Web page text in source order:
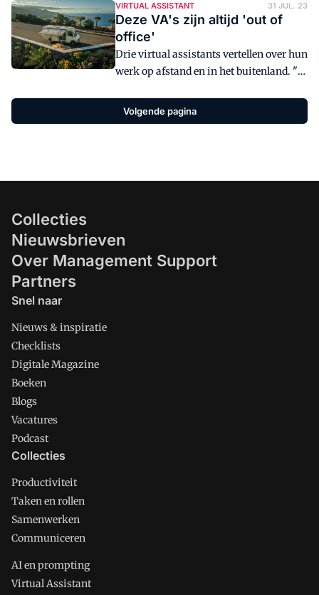
van den Berg, expert in
neurowetenschappen, geeft drie tips.
VIRTUAL ASSISTANT 31 JUL. 23
Deze VA's zijn altijd 'out of
office'
Drie virtual assistants vertellen over hun
werk op afstand en in het buitenland. "Ik
te werken".
Volgende pagina
Collecties
Nieuwsbrieven
Over Management Support
Partners
Snel naar
Nieuws & inspiratie
Checklists
Digitale Magazine
Boeken
Blogs
Vacatures
Podcast
Collecties
Productiviteit
Taken en rollen
Samenwerken
Communiceren
AI en prompting
Virtual Assistant